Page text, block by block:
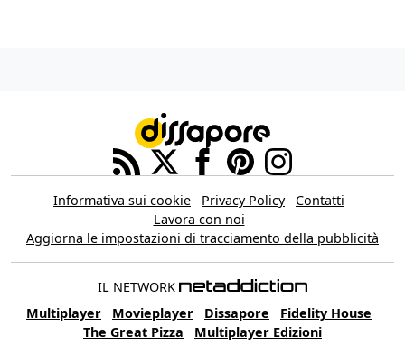
Informativa sui cookie Privacy Policy
Contatti
Lavora con noi
Aggiorna le impostazioni di tracciamento della pubblicità
IL NETWORK
Multiplayer
Movieplayer Dissapore
Fidelity House
The Great Pizza
Multiplayer Edizioni